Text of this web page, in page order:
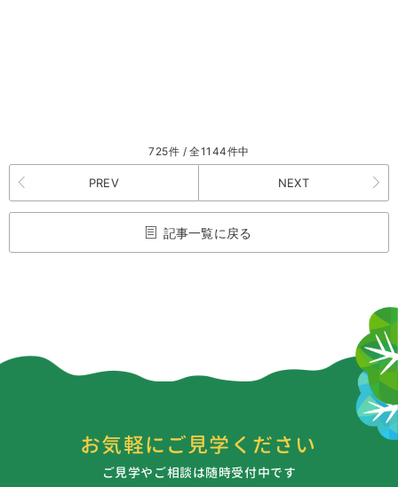
725件 / 全1144件中
PREV NEXT
記事一覧に戻る
お気軽にご見学ください
ご見学やご相談は随時受付中です